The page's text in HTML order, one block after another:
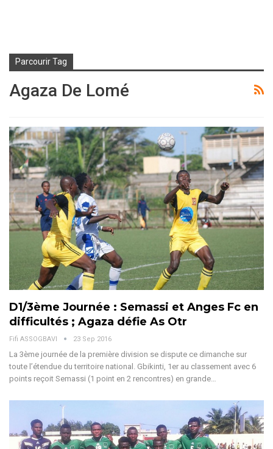
Parcourir Tag
Agaza De Lomé
D1/3ème Journée : Semassi et Anges Fc en
difficultés ; Agaza défie As Otr
Fifi ASSOGBAVI 23 Sep 2016
La 3ème journée de la première division se dispute ce dimanche sur
toute l’étendue du territoire national. Gbikinti, 1er au classement avec 6
points reçoit Semassi (1 point en 2 rencontres) en grande…